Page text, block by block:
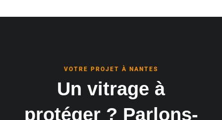
VOTRE PROJET À NANTES
Un vitrage à
protéger ? Parlons-